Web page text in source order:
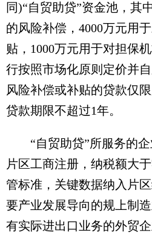
同)“自贸助贷”资金池，其
的风险补偿，4000万元用
贴，1000万元用于对担保
行按照市场化原则定价并
风险补偿或补贴的贷款仅
贷款期限不超过1年。
“自贸助贷”所服务的企
片区工商注册，纳税额大
管标准，关键数据纳入片
要产业发展导向的规上制
有实际进出口业务的外贸